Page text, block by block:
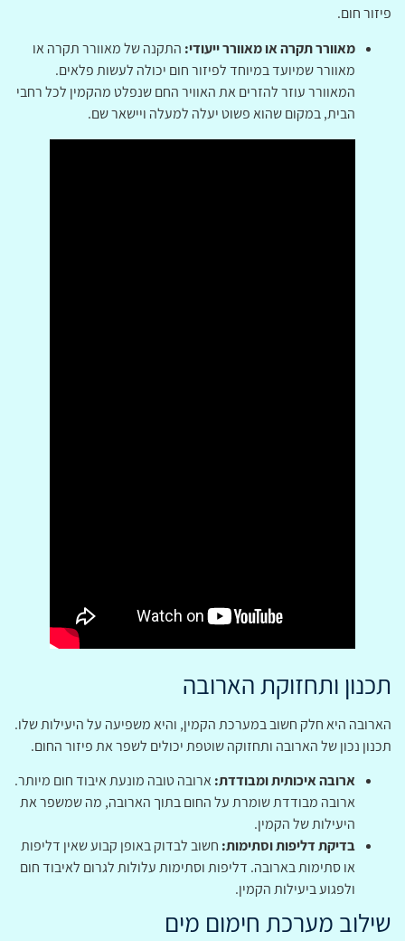
פיזור חום.
מאוורר תקרה או מאוורר ייעודי: התקנה של מאוורר תקרה או
מאוורר שמיועד במיוחד לפיזור חום יכולה לעשות פלאים.
המאוורר עוזר להזרים את האוויר החם שנפלט מהקמין לכל רחבי
הבית, במקום שהוא פשוט יעלה למעלה ויישאר שם.
תכנון ותחזוקת הארובה
הארובה היא חלק חשוב במערכת הקמין, והיא משפיעה על היעילות שלו.
תכנון נכון של הארובה ותחזוקה שוטפת יכולים לשפר את פיזור החום.
ארובה איכותית ומבודדת:ארובה טובה מונעת איבוד חום מיותר.
ארובה מבודדת שומרת על החום בתוך הארובה, מה שמשפר את
היעילות של הקמין.
בדיקת דליפות וסתימות: חשוב לבדוק באופן קבוע שאין דליפות
או סתימות בארובה. דליפות וסתימות עלולות לגרום לאיבוד חום
ולפגוע ביעילות הקמין.
שילוב מערכת חימום מים